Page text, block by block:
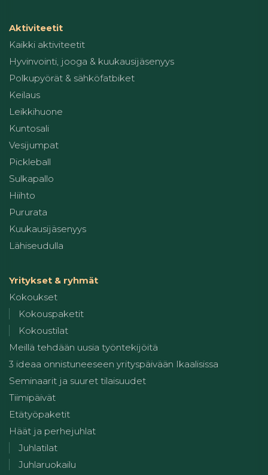
Aktiviteetit
Kaikki aktiviteetit
Hyvinvointi, jooga & kuukausijäsenyys
Polkupyörät & sähköfatbiket
Keilaus
Leikkihuone
Kuntosali
Vesijumpat
Pickleball
Sulkapallo
Hiihto
Pururata
Kuukausijäsenyys
Lähiseudulla
Yritykset & ryhmät
Kokoukset
Kokouspaketit
Kokoustilat
Meillä tehdään uusia työntekijöitä
3 ideaa onnistuneeseen yrityspäivään Ikaalisissa
Seminaarit ja suuret tilaisuudet
Tiimipäivät
Etätyöpaketit
Häät ja perhejuhlat
Juhlatilat
Juhlaruokailu